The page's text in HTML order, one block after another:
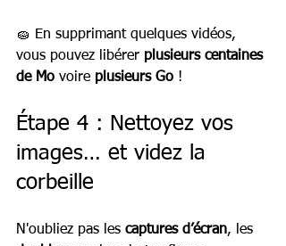
🧽 En supprimant quelques vidéos,
vous pouvez libérer plusieurs centaines
de Mo voire plusieurs Go !
Étape 4 : Nettoyez vos
images… et videz la
corbeille
N'oubliez pas les captures d’écran, les